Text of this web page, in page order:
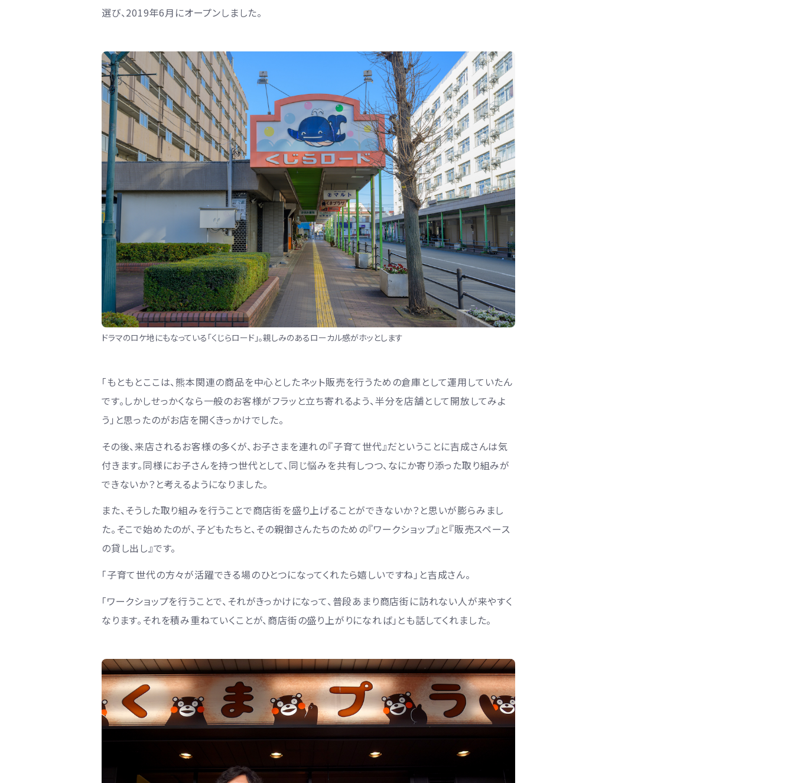
選び、2019年6月にオープンしました。
ドラマのロケ地にもなっている「くじらロード」。親しみのあるローカル感がホッとします
「もともとここは、熊本関連の商品を中心としたネット販売を行うための倉庫として運用していたん
です。しかしせっかくなら一般のお客様がフラッと立ち寄れるよう、半分を店舗として開放してみよ
う」と思ったのがお店を開くきっかけでした。
その後、来店されるお客様の多くが、お子さまを連れの『子育て世代』だということに吉成さんは気
付きます。同様にお子さんを持つ世代として、同じ悩みを共有しつつ、なにか寄り添った取り組みが
できないか？と考えるようになりました。
また、そうした取り組みを行うことで商店街を盛り上げることができないか？と思いが膨らみまし
た。そこで始めたのが、子どもたちと、その親御さんたちのための『ワークショップ』と『販売スペース
の貸し出し』です。
「子育て世代の方々が活躍できる場のひとつになってくれたら嬉しいですね」と吉成さん。
「ワークショップを行うことで、それがきっかけになって、普段あまり商店街に訪れない人が来やすく
なります。それを積み重ねていくことが、商店街の盛り上がりになれば」とも話してくれました。